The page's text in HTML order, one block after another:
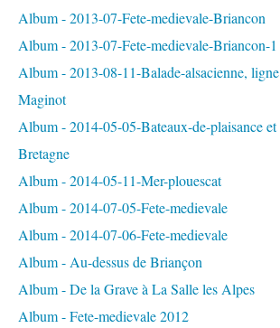
Album - 2013-07-Fete-medievale-Briancon
Album - 2013-07-Fete-medievale-Briancon-1
Album - 2013-08-11-Balade-alsacienne, ligne
Maginot
Album - 2014-05-05-Bateaux-de-plaisance et
Bretagne
Album - 2014-05-11-Mer-plouescat
Album - 2014-07-05-Fete-medievale
Album - 2014-07-06-Fete-medievale
Album - Au-dessus de Briançon
Album - De la Grave à La Salle les Alpes
Album - Fete-medievale 2012